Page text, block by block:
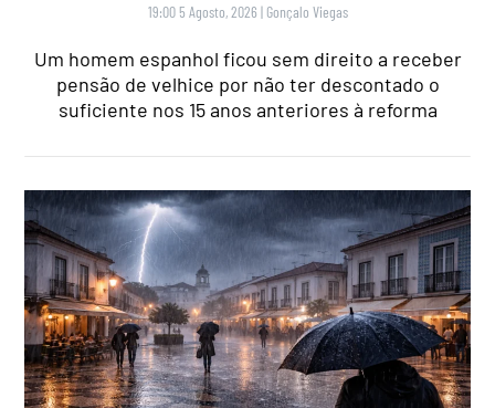
19:00 5 Agosto, 2026 | Gonçalo Viegas
Um homem espanhol ficou sem direito a receber
pensão de velhice por não ter descontado o
suficiente nos 15 anos anteriores à reforma